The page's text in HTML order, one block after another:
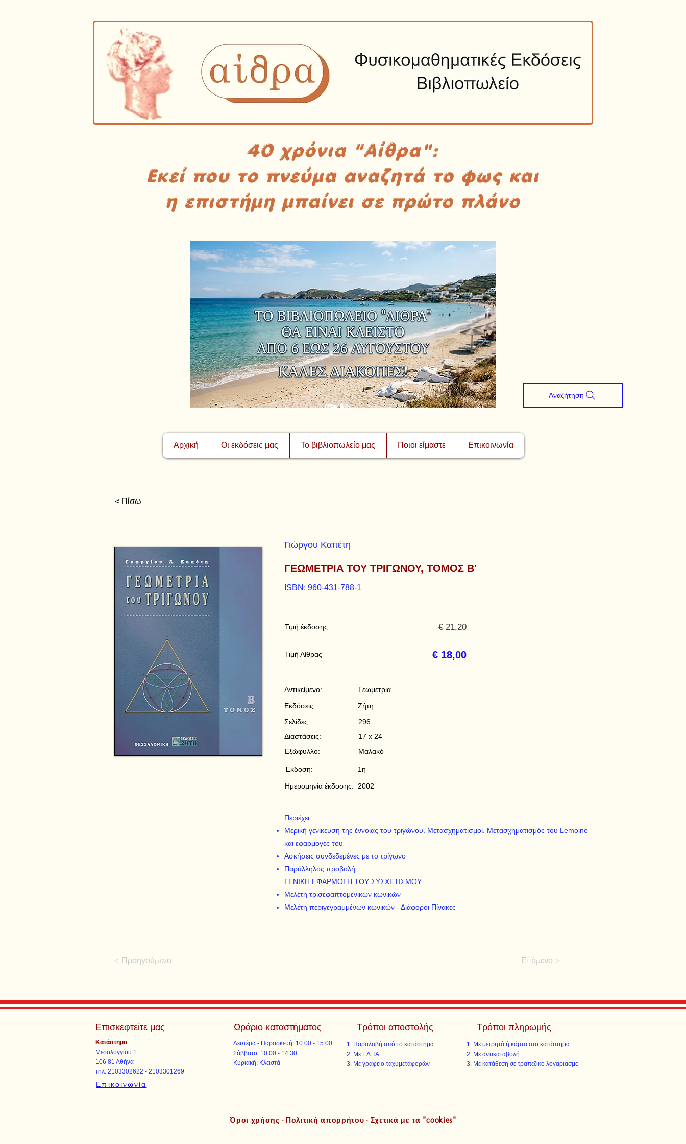
40 χρόνια "Αίθρα":
Εκεί που το πνεύμα αναζητά το φως και
η επιστήμη μπαίνει σε πρώτο πλάνο
Αρχική Οι εκδόσεις μας Το βιβλιοπωλείο μας Ποιοι είμαστε Επικοινωνία
Αναζήτηση
< Πίσω
Γιώργου Καπέτη
ΓΕΩΜΕΤΡΙΑ ΤΟΥ ΤΡΙΓΩΝΟΥ, ΤΟΜΟΣ Β'
ISBN: 960-431-788-1
Τιμή έκδοσης
Τιμή Αίθρας
€ 21,20
€ 18,00
Γεωμετρία
Ζήτη
296
17 x 24
Μαλακό
1η
2002
Αντικείμενο:
Εκδόσεις:
Σελίδες:
Διαστάσεις:
Εξώφυλλο:
Έκδοση:
Ημερομηνία έκδοσης:
Περιέχει:
Mερική γενίκευση της έννοιας του τριγώνου. Mετασχηματισμοί. Mετασχηματισμός του Lemoine
και εφαρμογές του
Aσκήσεις συνδεδεμένες με το τρίγωνο
Παράλληλος προβολή
ΓENIKH EΦAPMOΓH TOY ΣYΣXETIΣMOY
Mελέτη τρισεφαπτομενικών κωνικών
Mελέτη περιγεγραμμένων κωνικών - Διάφοροι Πίνακες
< Προηγούμενο Επόμενο >
Επισκεφτείτε μας
Κατάστημα
Μεσολογγίου 1
106 81 Αθήνα
τηλ. 2103302622 - 2103301269
Επικοινωνία
Ωράριο καταστήματος
Δευτέρα - Παρασκευή: 10:00 - 15:00
​​Σάββατο: 10:00 - 14:30
​Κυριακή: Κλειστά
Τρόποι αποστολής
Παραλαβή από το κατάστημα
Με ΕΛ.ΤΑ.​​
Με γραφείο ταχυμεταφορών​
Τρόποι πληρωμής
Με μετρητά ή κάρτα στο κατάστημα
Με αντικαταβολή
Με κατάθεση σε τραπεζικό λογαριασμό
Όροι χρήσης - Πολιτική απορρήτου - Σχετικά με τα "cookies"